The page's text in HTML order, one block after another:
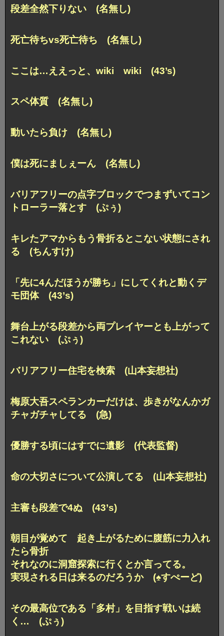
段差全然下りない (名無し)
死亡待ちvs死亡待ち (名無し)
ここは…ええっと、wiki wiki (43’s)
スペ体質 (名無し)
動いたら負け (名無し)
僕は死にましぇーん (名無し)
バリアフリーの点字ブロックでつまずいてコン
トローラー落とす (ぷぅ)
キレたアマからもう骨折るとこない状態にされ
る (ちんすけ)
「先に4んだほうが勝ち」にしてくれと動くデ
モ団体 (43’s)
舞台上がる段差から両プレイヤーとも上がって
これない (ぷぅ)
バリアフリー住宅を検索 (山本妄想社)
梅原大吾スペランカーだけは、歩きがなんかガ
チャガチャしてる (急)
優勝する頃にはすでに遺影 (代表監督)
命の大切さについて公演してる (山本妄想社)
主審も段差で4ぬ (43’s)
朝目が覚めて 起き上がるために腹筋に力入れ
たら骨折
それなのに洞窟探索に行くとか言ってる。
実現される日は来るのだろうか (♠︎すぺーど)
その最高位である「多村」を目指す戦いは続
く… (ぷぅ)